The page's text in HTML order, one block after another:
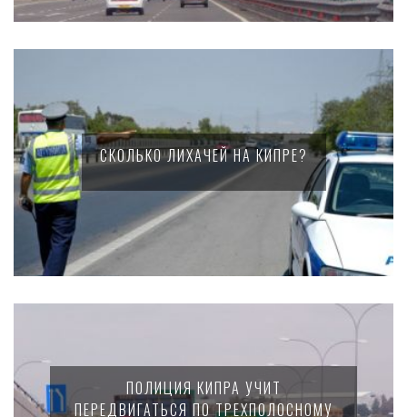
СКОЛЬКО ЛИХАЧЕЙ НА КИПРЕ?
ПОЛИЦИЯ КИПРА УЧИТ
ПЕРЕДВИГАТЬСЯ ПО ТРЕХПОЛОСНОМУ